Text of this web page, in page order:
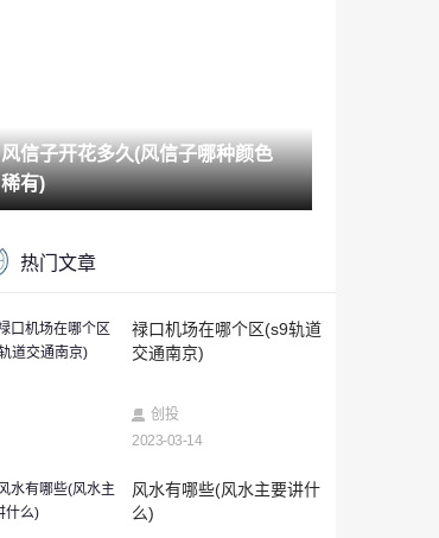
被删除的聊天记录可以恢复吗（手机聊天
记录删除了还能恢复吗）
2023-03-14
开过的房）
对方手机关机怎么查定位追踪（已关机的
手机如何定位找到人）
安卓游戏Sprinkle现在可用于非基于Tegra
峨眉山金顶海拔多少米(峨眉山金顶住宿一
晚上多少钱)
风信子开花多久(风信子哪种颜色
稀有)
热门文章
禄口机场在哪个区(s9轨道
交通南京)
创投
2023-03-14
风水有哪些(风水主要讲什
么)